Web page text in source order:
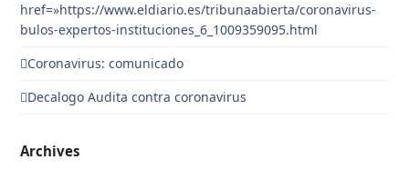
href=»https://www.eldiario.es/tribunaabierta/coronavirus-
bulos-expertos-instituciones_6_1009359095.html
Coronavirus: comunicado
Decalogo Audita contra coronavirus
Archives